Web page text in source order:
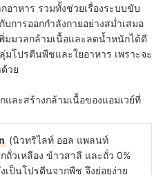
อาหาร รวมทั้งช่วยเรื่องระบบขับ
การออกกำลังกายอย่างสม่ำเสมอ
มมวลกล้ามเนื้อและลดน้ำหนักได้ดี
โปรตีนพืชและใยอาหาร เพราะจะ
วย
ละสร้างกล้ามเนื้อของแอมเวย์ที่
(นิวทริไลท์ ออล แพลนท์
วเหลือง ข้าวสาลี และถั่ว 0%
เป็นโปรตีนจากพืช จึงย่อยง่าย